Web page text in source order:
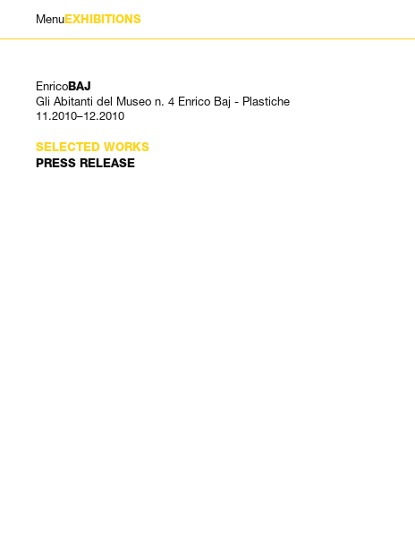
Enrico BAJ
Gli Abitanti del Museo n. 4 Enrico Baj - Plastiche
11.2010–12.2010
SELECTED WORKS
PRESS RELEASE
Menu EXHIBITIONS